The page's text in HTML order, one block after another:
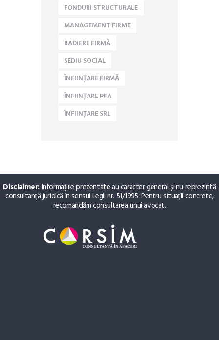
FONDURI STRUCTURALE
MANAGEMENT FIRME
RADIERE FIRMĂ
SEDIU SOCIAL
ÎNFIINȚARE FIRMĂ
ÎNFIINȚARE PFA
ÎNFIINȚARE SRL
Disclaimer:Informațiile prezentate au caracter general și nu reprezintă
consultanță juridică în sensul Legii nr. 51/1995. Pentru situații concrete,
recomandăm consultarea unui avocat.